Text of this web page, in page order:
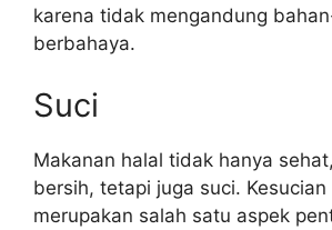
karena tidak mengandung
berbahaya.
Suci
Makanan halal tidak hanya
bersih, tetapi juga suci.
merupakan salah satu aspek